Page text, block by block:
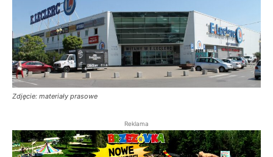
Zdjęcie: materiały prasowe
Reklama